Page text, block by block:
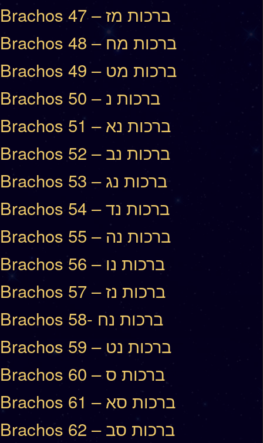
Brachos 47 – ברכות מז
Brachos 48 – ברכות מח
Brachos 49 – ברכות מט
Brachos 50 – ברכות נ
Brachos 51 – ברכות נא
Brachos 52 – ברכות נב
Brachos 53 – ברכות נג
Brachos 54 – ברכות נד
Brachos 55 – ברכות נה
Brachos 56 – ברכות נו
Brachos 57 – ברכות נז
Brachos 58- ברכות נח
Brachos 59 – ברכות נט
Brachos 60 – ברכות ס
Brachos 61 – ברכות סא
Brachos 62 – ברכות סב